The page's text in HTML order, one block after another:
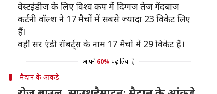
वेस्टइंडीज के लिए विश्व कप में दिग्गज तेज गेंदबाज
कर्टनी वॉल्श ने 17 मैचों में सबसे ज़्यादा 23 विकेट लिए
हैं।
वहीं सर एंडी रॉबर्ट्स के नाम 17 मैचों में 29 विकेट हैं।
आपने 60% पढ़ लिया है
मैदान के आंकड़े